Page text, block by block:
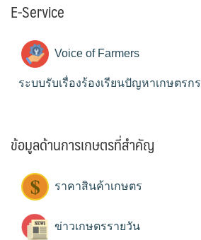
E-Service
Voice of Farmers
ระบบรับเรื่องร้องเรียนปัญหาเกษตรกร
ข้อมูลด้านการเกษตรที่สำคัญ
ราคาสินค้าเกษตร
ข่าวเกษตรรายวัน